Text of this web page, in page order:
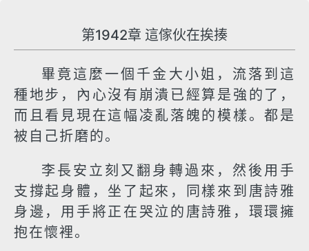
第1942章 這傢伙在挨揍
畢竟這麼一個千金大小姐，流落到這
種地步，內心沒有崩潰已經算是強的了，
而且看見現在這幅凌亂落魄的模樣。都是
被自己折磨的。
李長安立刻又翻身轉過來，然後用手
支撐起身體，坐了起來，同樣來到唐詩雅
身邊，用手將正在哭泣的唐詩雅，環環擁
抱在懷裡。